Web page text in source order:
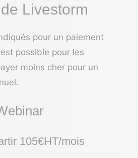
Livestorm
pour un paiement
possible pour les
moins cher pour un
105€HT/mois